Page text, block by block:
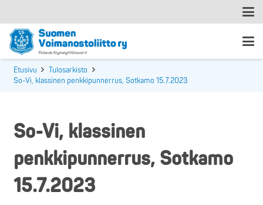
Etusivu
Tulosarkisto
So-Vi, klassinen penkkipunnerrus, Sotkamo 15.7.2023
So-Vi, klassinen
penkkipunnerrus, Sotkamo
15.7.2023